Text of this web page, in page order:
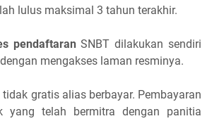
lulus maksimal 3 tahun terakhir.
pendaftaran SNBT dilakukan sendiri
mengakses laman resminya.
tidak gratis alias berbayar. Pembayaran
yang telah bermitra dengan panitia